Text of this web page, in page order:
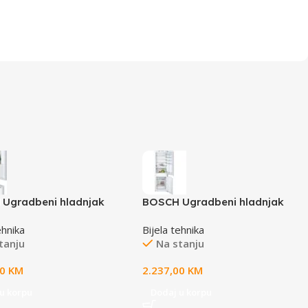
Ugradbeni hladnjak
177CM, 35dB
KM
BOSCH Ugradbeni hladnjak
H:192L, Z:74L, 177CM, 36dB
Bijela tehnika
Na stanju
2.237,00 KM